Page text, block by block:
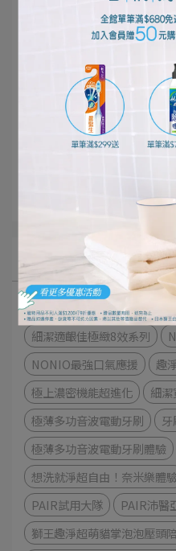
口腔清潔護理
個人清潔保養
居家清潔打掃
寵物健康生活
影音專區
文章分類
衣物去漬 衣物清潔
細潔適齦佳極緻8效系列
NONIO最強口氣應援
趣
極上濃密機能超進化
細
極薄多功音波電動牙刷
極薄多功音波電動牙刷體驗
想洗就淨超自由！奈米樂體
PAIR試用大隊
PAIR沛醫
獅王趣淨超萌貓掌泡泡壓頭